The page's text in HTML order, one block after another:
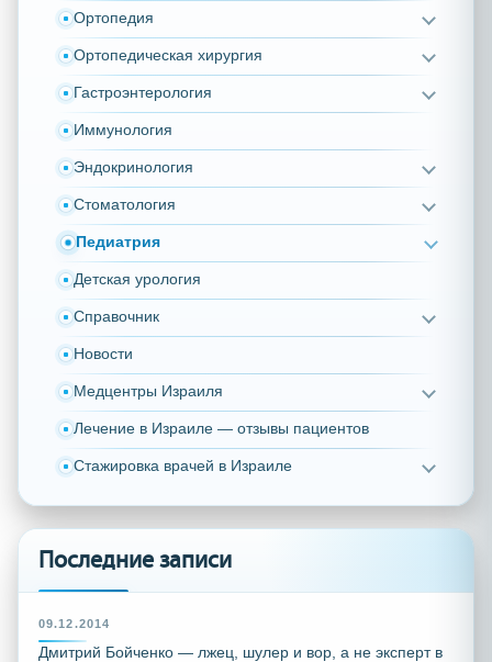
Ортопедия
Ортопедическая хирургия
Гастроэнтерология
Иммунология
Эндокринология
Стоматология
Педиатрия
Детская урология
Справочник
Новости
Медцентры Израиля
Лечение в Израиле — отзывы пациентов
Стажировка врачей в Израиле
Последние записи
09.12.2014
Дмитрий Бойченко — лжец, шулер и вор, а не эксперт в